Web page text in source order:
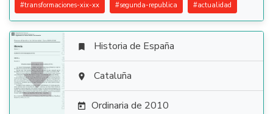
#transformaciones-xix-xx #segunda-republica #actualidad

 Historia de España
 Cataluña
 Ordinaria de 2010